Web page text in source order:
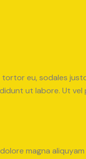
tortor eu, sodales
ut labore. Ut
magna